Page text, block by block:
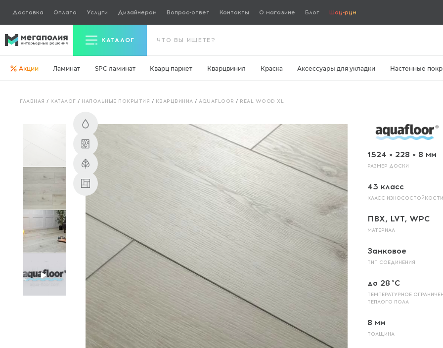
Доставка Оплата Услуги Дизайнерам Вопрос-ответ Контакты О магазине Блог Шоу-рум
КАТАЛОГ
Ковровая плитка
Паркетная доска
Инженерная доска
Массивная доска
Террасная доска
Аксессуары для укладки
Настенные покрытия
Отопительное оборудование
Акции Ламинат SPC ламинат Кварц паркет Кварцвинил Краска Аксессуары для укладки Настенные
ГЛАВНАЯ / КАТАЛОГ / НАПОЛЬНЫЕ ПОКРЫТИЯ / КВАРЦВИНИЛ /AQUAFLOOR / REAL WOOD XL
1524 × 228 × 8 мм
РАЗМЕР ДОСКИ
43 класс
КЛАСС ИЗНОСОСТОЙКОСТИ
ПВХ, LVT, WPC
МАТЕРИАЛ
Замковое
ТИП СОЕДИНЕНИЯ
до 28 °C
ТЕМПЕРАТУРНОЕ
ТЁПЛОГО ПОЛА
8 мм
ТОЛЩИНА